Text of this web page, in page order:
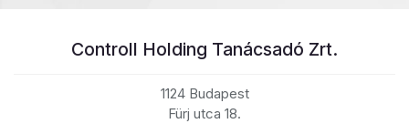
Controll Holding Tanácsadó Zrt.
1124 Budapest
Fürj utca 18.